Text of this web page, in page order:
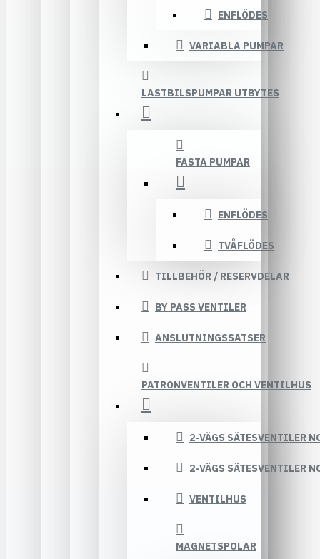
ENFLÖDES
VARIABLA PUMPAR
LASTBILSPUMPAR UTBYTES
FASTA PUMPAR
ENFLÖDES
TVÅFLÖDES
TILLBEHÖR / RESERVDELAR
BY PASS VENTILER
ANSLUTNINGSSATSER
PATRONVENTILER OCH VENTILHUS
2-VÄGS SÄTESVENTILER
2-VÄGS SÄTESVENTILER
VENTILHUS
MAGNETSPOLAR